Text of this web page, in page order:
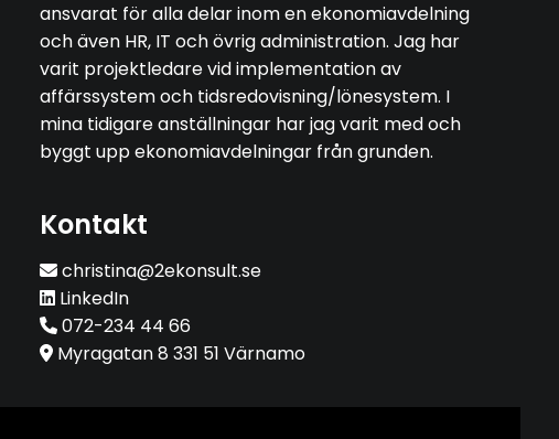
ansvarat för alla delar inom en ekonomiavdelning
och även HR, IT och övrig administration. Jag har
varit projektledare vid implementation av
affärssystem och tidsredovisning/lönesystem. I
mina tidigare anställningar har jag varit med och
byggt upp ekonomiavdelningar från grunden.
Kontakt
christina@2ekonsult.se
LinkedIn
072-234 44 66
Myragatan 8 331 51 Värnamo